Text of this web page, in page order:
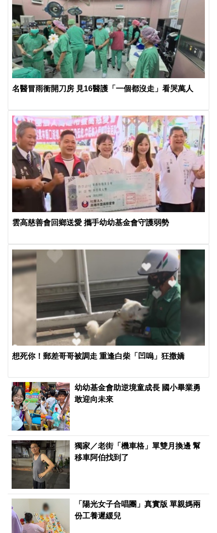
名醫冒雨衝開刀房 見16醫護「一個都沒走」看哭萬人
雲高慈善會回鄉送愛 攜手幼幼基金會守護弱勢
想死你！郵差哥哥被調走 重逢白柴「凹嗚」狂撒嬌
幼幼基金會助逆境童成長 國小畢業勇
敢迎向未來
獨家／老街「機車格」單雙月換邊 幫
移車阿伯找到了
「陽光女子合唱團」真實版 單親媽兩
份工養遲緩兒